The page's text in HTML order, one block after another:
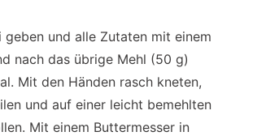
und alle Zutaten mit einem
nach das übrige Mehl (50 g)
Mit den Händen rasch kneten,
und auf einer leicht bemehlten
Mit einem Buttermesser in